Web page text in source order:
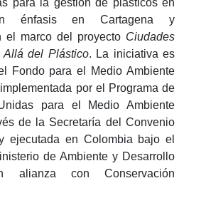
para la gestión de plásticos en
énfasis en Cartagena y
el marco del proyecto Ciudades
Allá del Plástico. La iniciativa es
Fondo para el Medio Ambiente
por el Programa de
para el Medio Ambiente
de la Secretaría del Convenio
ejecutada en Colombia bajo el
de Ambiente y Desarrollo
alianza con Conservación